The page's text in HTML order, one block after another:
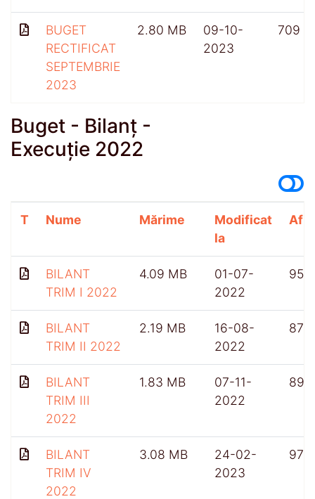
BUGET
RECTIFICAT
SEPTEMBRIE
2023
2.80 MB
09-10-
2023
709
Buget - Bilanț -
Execuție 2022
T Nume Mărime
Modificat
la
BILANT
TRIM I 2022
4.09 MB
01-07-
2022
955
BILANT
TRIM II 2022
2.19 MB
16-08-
2022
874
BILANT
TRIM III
2022
1.83 MB
07-11-
2022
896
BILANT
TRIM IV
2022
3.08 MB
24-02-
2023
979